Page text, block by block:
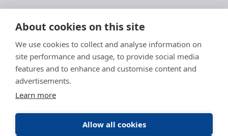
About cookies on this site
We use cookies to collect and analyse information on
site performance and usage, to provide social media
features and to enhance and customise content and
advertisements.
Learn more
Allow all cookies